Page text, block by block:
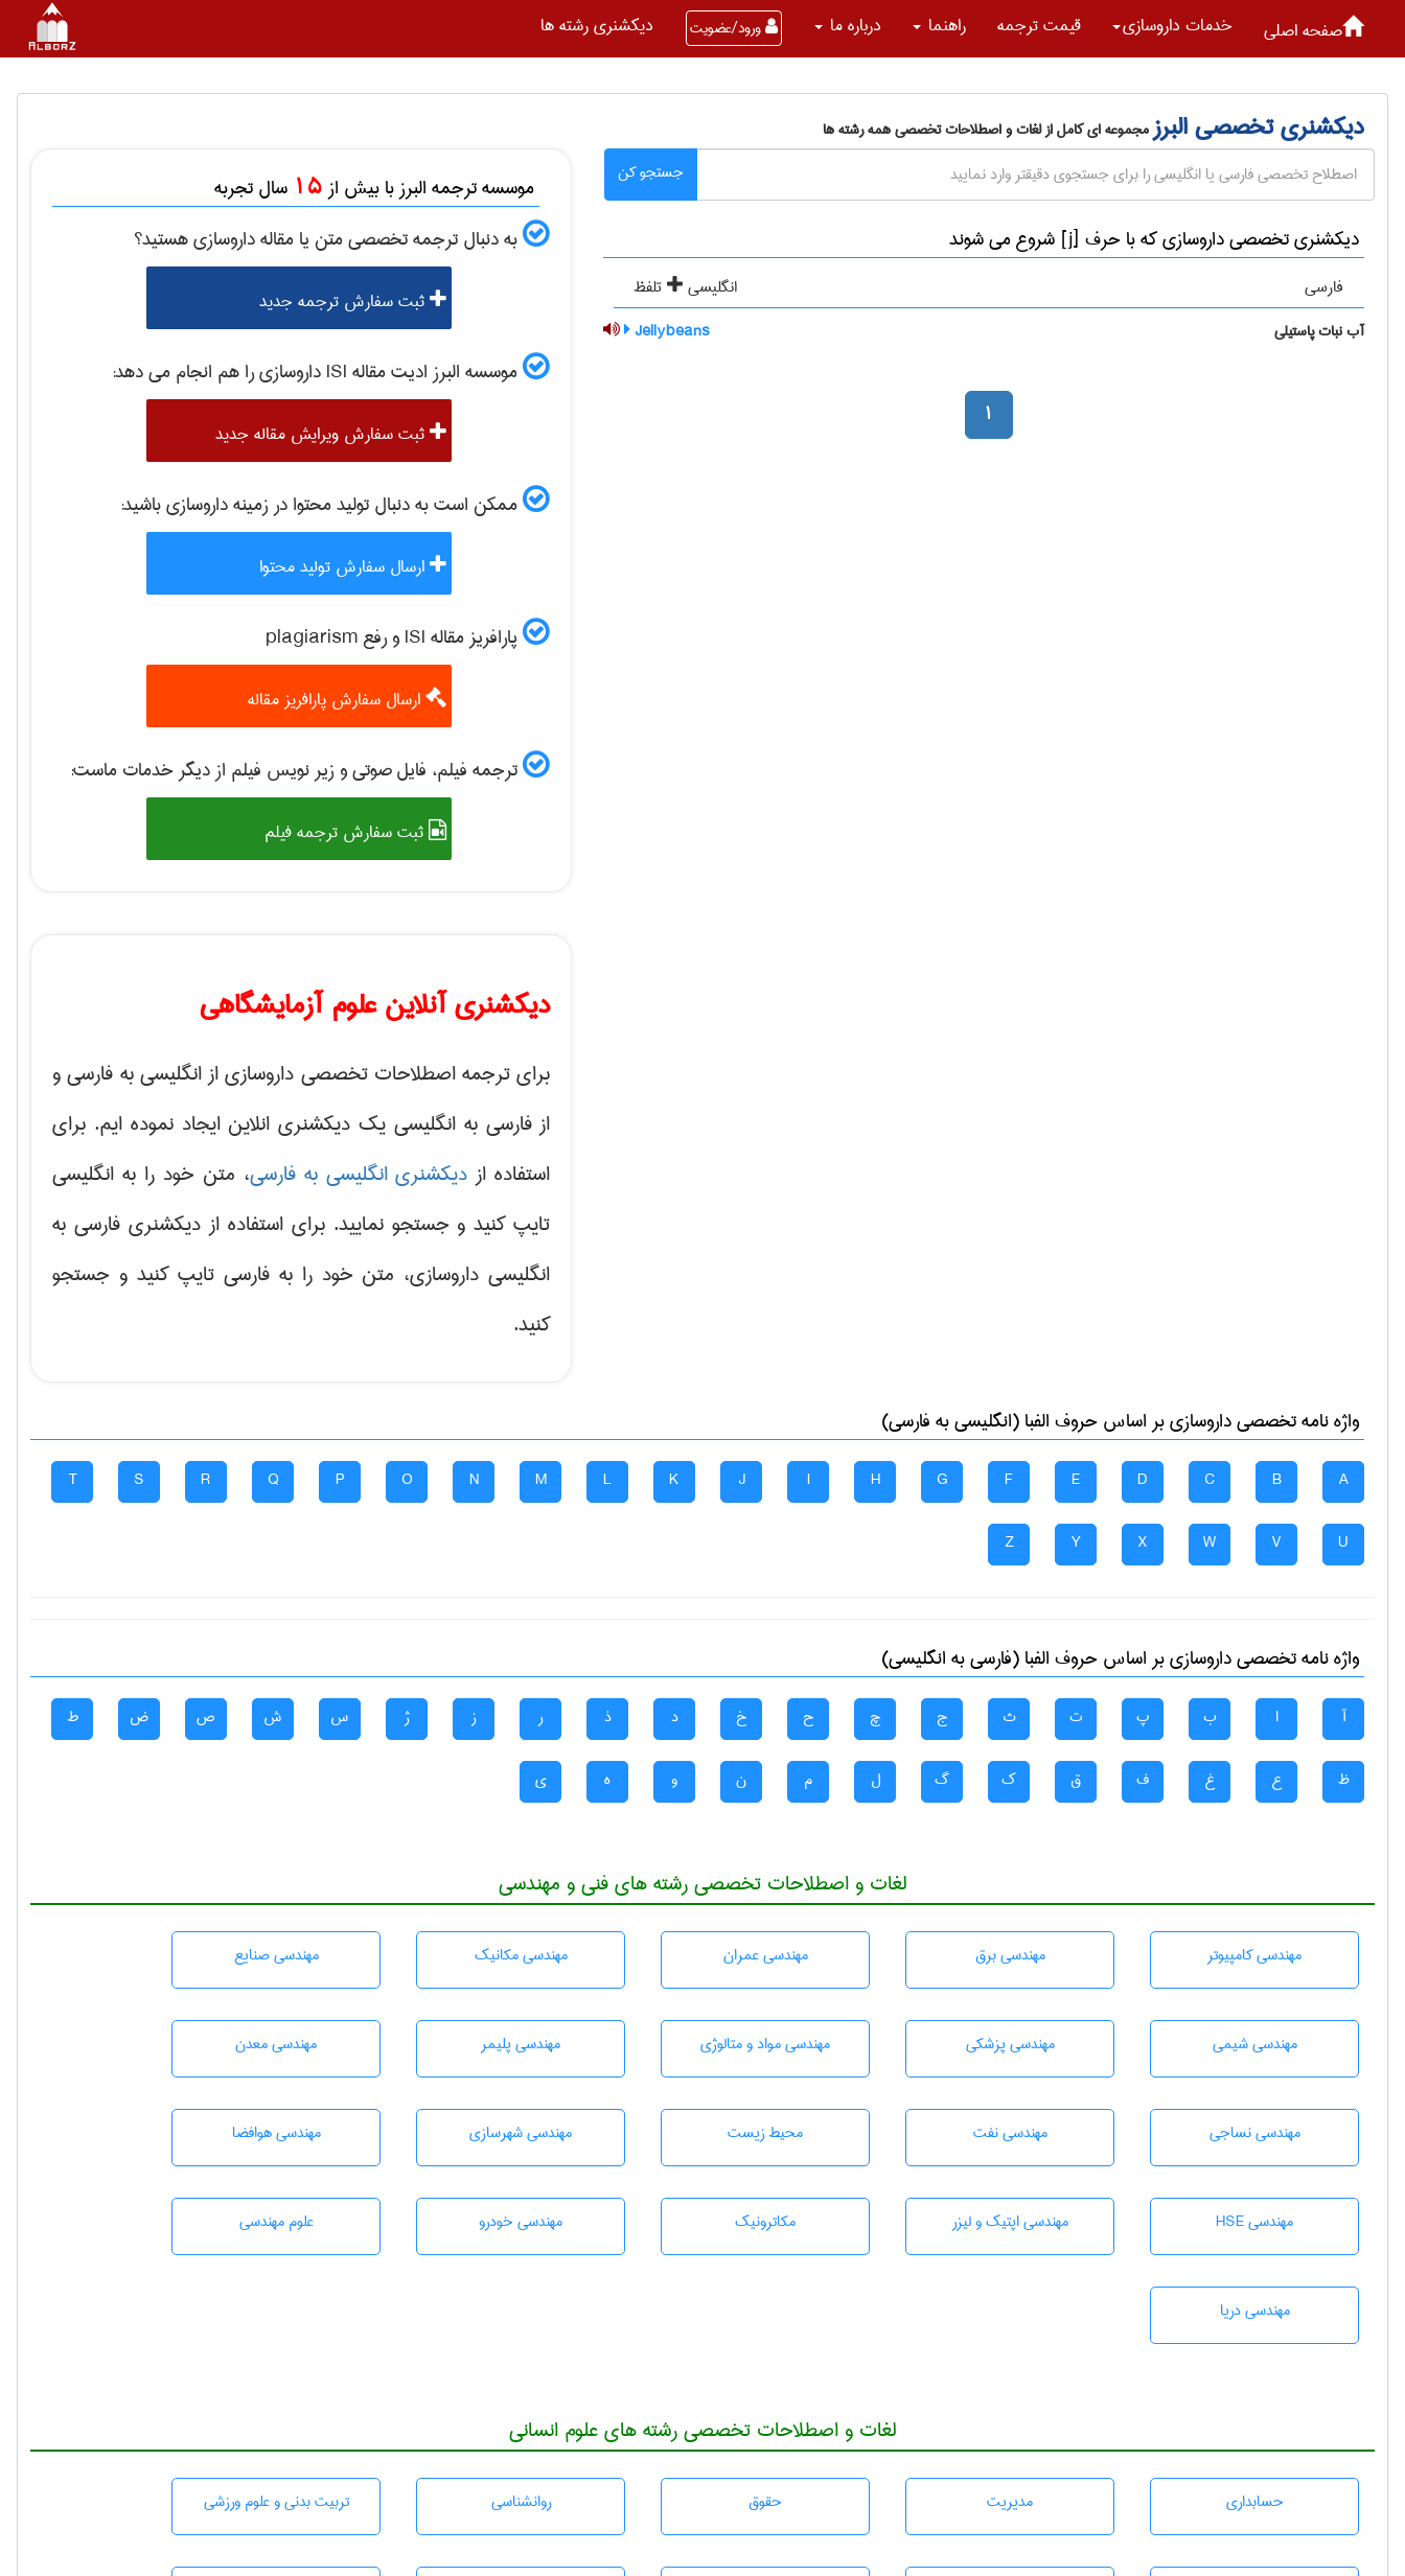
صفحه اصلی خدمات داروسازی قیمت ترجمه راهنما درباره ما ورود/عضویت دیکشنری رشته ها
دیکشنری تخصصی البرزمجموعه ای کامل از لغات و اصطلاحات تخصصی همه رشته ها
جستجو کن
دیکشنری تخصصی داروسازی که با حرف [j] شروع می شوند
فارسی انگلیسی تلفظ
آب نبات پاستیلی Jellybeans
1
موسسه ترجمه البرز با بیش از 15 سال تجربه
به دنبال ترجمه تخصصی متن یا مقالهداروسازیهستید؟
ثبت سفارش ترجمه جدید
موسسه البرز ادیت مقاله ISI داروسازیرا هم انجام می دهد:
ثبت سفارش ویرایش مقاله جدید
ممکن است به دنبال تولید محتوا در زمینهداروسازیباشید:
ارسال سفارش تولید محتوا
پارافریز مقاله ISI و رفع plagiarism
ارسال سفارش پارافریز مقاله
ترجمه فیلم، فایل صوتی و زیر نویس فیلم از دیگر خدمات ماست:
ثبت سفارش ترجمه فیلم
دیکشنری آنلاین علوم آزمایشگاهی
برای ترجمه اصطلاحات تخصصی داروسازی از انگلیسی به فارسی و
از فارسی به انگلیسی یک دیکشنری انلاین ایجاد نموده ایم. برای
استفاده از دیکشنری انگلیسی به فارسی، متن خود را به انگلیسی
تایپ کنید و جستجو نمایید. برای استفاده از دیکشنری فارسی به
انگلیسی داروسازی، متن خود را به فارسی تایپ کنید و جستجو
کنید.
واژه نامه تخصصیداروسازیبر اساس حروف الفبا (انگلیسی به فارسی)
A
B
C
D
E
F
G
H
I
J
K
L
M
N
O
P
Q
R
S
T
U
V
W
X
Y
Z
واژه نامه تخصصیداروسازیبر اساس حروف الفبا (فارسی به انگلیسی)
آ ا ب پ ت ث ج چ ح خ د ذ ر ز ژ س ش ص ض ط
ظ ع غ ف ق ک گ ل م ن و ه ی
لغات و اصطلاحات تخصصی رشته های فنی و مهندسی
مهندسی كامپيوتر مهندسی برق مهندسی عمران مهندسی مکانیک مهندسی صنايع
مهندسي شيمی مهندسی پزشکی مهندسی مواد و متالوژی مهندسی پليمر مهندسی معدن
مهندسي نساجی مهندسی نفت محيط زيست مهندسی شهرسازی مهندسی هوافضا
مهندسی HSE مهندسی اپتیک و لیزر مکاترونیک مهندسی خودرو علوم مهندسی
مهندسی دریا
لغات و اصطلاحات تخصصی رشته های علوم انسانی
حسابداری مديريت حقوق روانشناسی تربيت بدنی و علوم ورزشی